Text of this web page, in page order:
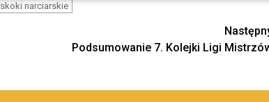
skoki narciarskie
Podsumowanie 7. Kolejki Ligi